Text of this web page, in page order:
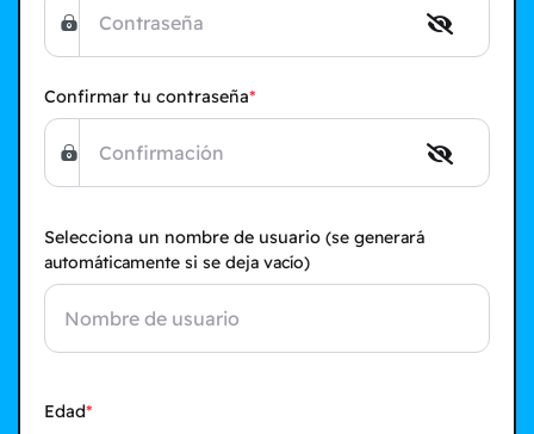
Confirmar tu contraseña
Selecciona un nombre de usuario (se generará
automáticamente si se deja vacío)
Edad